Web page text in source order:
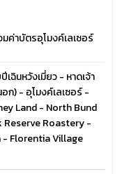
มค่าบัตรอุโมงค์เลเซอร์
ฉินหวังเมี่ยว - หาดเจ้า
ก) - อุโมงค์เลเซอร์ -
Land - North Bund
Reserve Roastery -
- Florentia Village